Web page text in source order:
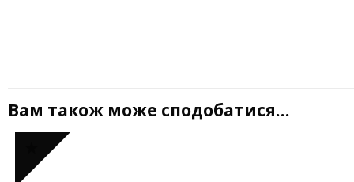
Вам також може сподобатися…